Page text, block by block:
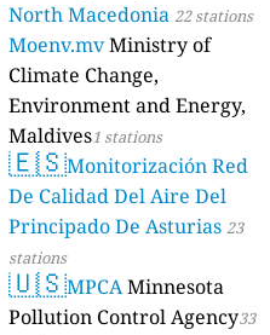
North Macedonia 22 stations
Moenv.mvMinistry of
Climate Change,
Environment and Energy,
Maldives1 stations
🇪🇸Monitorización Red
De Calidad Del Aire Del
Principado De Asturias 23
stations
🇺🇸MPCAMinnesota
Pollution Control Agency33